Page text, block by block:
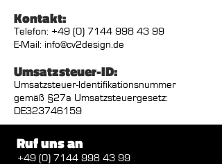
Kontakt:
Telefon: +49 (0) 7144 998 43 99
E-Mail: info@cv2design.de
Umsatzsteuer-ID:
Umsatzsteuer-Identifikationsnummer
gemäß §27a Umsatzsteuergesetz:
DE323746159
Ruf uns an
+49 (0) 7144 998 43 99